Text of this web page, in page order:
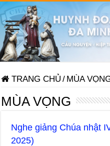
TRANG CHỦ / MÙA
MÙA VỌNG
Nghe giảng Chúa nhật
2025)